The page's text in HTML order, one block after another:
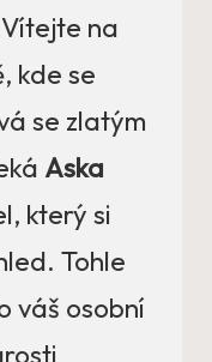
na
kde se
se zlatým
Aska
který si
Tohle
váš osobní